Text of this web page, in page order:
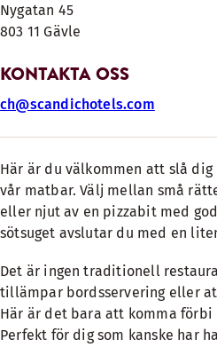
Nygatan 45
803 11 Gävle
KONTAKTA OSS
ch@scandichotels.com
Här är du välkommen att slå
vår matbar. Välj mellan små
eller njut av en pizzabit med
sötsuget avslutar du med en
Det är ingen traditionell
tillämpar bordsservering eller
Här är det bara att komma förbi
Perfekt för dig som kanske har